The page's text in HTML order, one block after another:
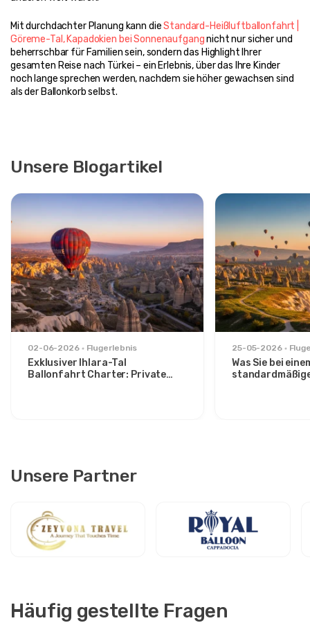
Mit durchdachter Planung kann die Standard-Heißluftballonfahrt |
Göreme-Tal, Kapadokien bei Sonnenaufgang nicht nur sicher und
beherrschbar für Familien sein, sondern das Highlight Ihrer
gesamten Reise nach Türkei – ein Erlebnis, über das Ihre Kinder
noch lange sprechen werden, nachdem sie höher gewachsen sind
als der Ballonkorb selbst.
Unsere Blogartikel
02-06-2026 Flugerlebnis
Exklusiver Ihlara-Tal
Ballonfahrt Charter: Private
25-05-2026
Was Sie bei
Unsere Partner
Häufig gestellte Fragen